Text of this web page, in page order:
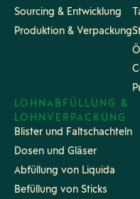
Sourcing & Entwicklung
Produktion & Verpackung
LOHNABFÜLLUNG &
LOHNVERPACKUNG
Blister und Faltschachteln
Dosen und Gläser
Abfüllung von Liquida
Befüllung von Sticks